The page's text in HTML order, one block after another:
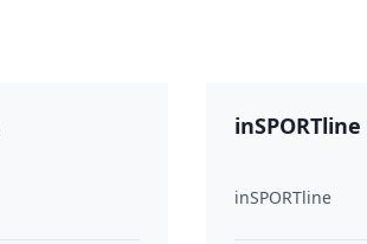
inSPORTline